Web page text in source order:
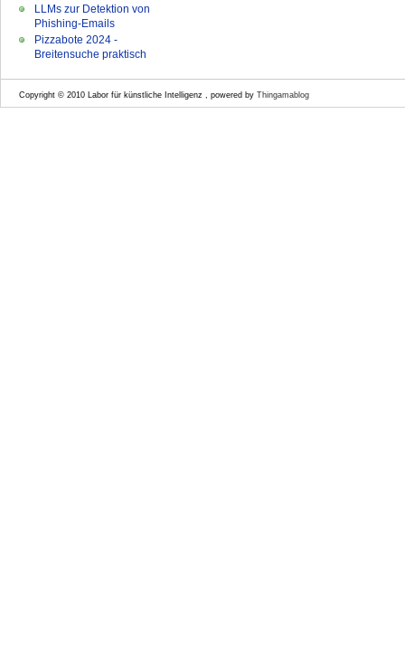
LLMs zur Detektion von
Phishing-Emails
Pizzabote 2024 -
Breitensuche praktisch
Copyright © 2010 Labor für künstliche Intelligenz , powered by Thingamablog